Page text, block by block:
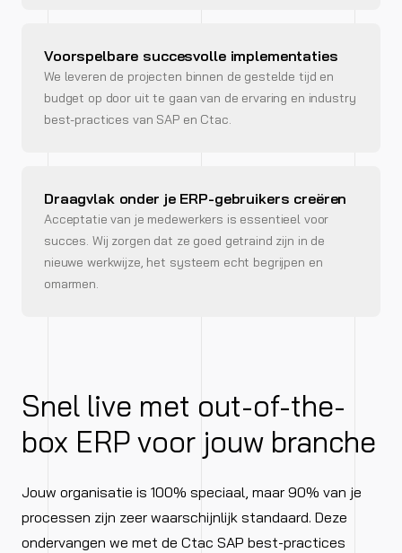
Voorspelbare succesvolle implementaties
We leveren de projecten binnen de gestelde tijd en
budget op door uit te gaan van de ervaring en industry
best-practices van SAP en Ctac.
Draagvlak onder je ERP-gebruikers creëren
Acceptatie van je medewerkers is essentieel voor
succes. Wij zorgen dat ze goed getraind zijn in de
nieuwe werkwijze, het systeem echt begrijpen en
omarmen.
Snel live met out-of-the-
box ERP voor jouw branche
Jouw organisatie is 100% speciaal, maar 90% van je
processen zijn zeer waarschijnlijk standaard. Deze
ondervangen we met de Ctac SAP best-practices